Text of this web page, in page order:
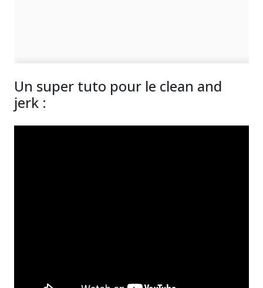
Un super tuto pour le clean and
jerk :